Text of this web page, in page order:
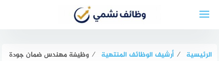
الرئيسية ⁄ أرشيف الوظائف المنتهية ⁄ وظيفة مهندس ضمان جودة